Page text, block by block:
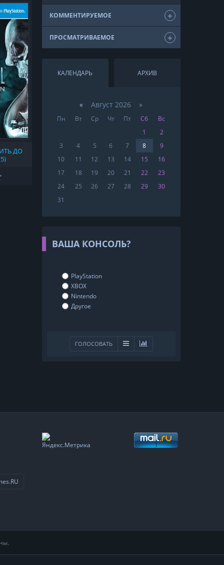
ДО
КОММЕНТИРУЕМОЕ
ПРОСМАТРИВАЕМОЕ
КАЛЕНДАРЬ АРХИВ
« Август 2026 »
Пн Вт Ср Чт Пт Сб
Вс
1
2
3
4 5 6 7 8
9
10
11 12 13 14 15
16
17
18 19 20 21 22
23
24
25 26 27 28 29
30
31
ВАША КОНСОЛЬ?
PlayStation
XBOX
Nintendo
Другое
ГОЛОСОВАТЬ